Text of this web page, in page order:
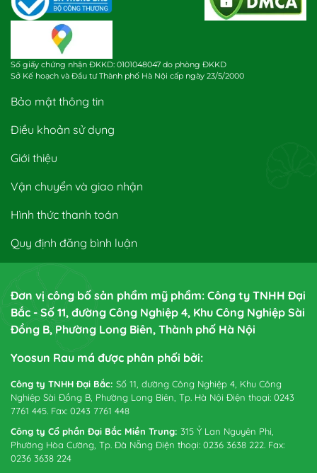
Số giấy chứng nhận ĐKKD: 0101048047 do phòng ĐKKD
Sở Kế hoạch và Đầu tư Thành phố Hà Nội cấp ngày 23/5/2000
Bảo mật thông tin
Điều khoản sử dụng
Giới thiệu
Vận chuyển và giao nhận
Hình thức thanh toán
Quy định đăng bình luận
Đơn vị công bố sản phẩm mỹ phẩm: Công ty TNHH Đại
Bắc - Số 11, đường Công Nghiệp 4, Khu Công Nghiệp Sài
Đồng B, Phường Long Biên, Thành phố Hà Nội
Yoosun Rau má được phân phối bởi:
Công ty TNHH Đại Bắc: Số 11, đường Công Nghiệp 4, Khu Công
Nghiệp Sài Đồng B, Phường Long Biên, Tp. Hà Nội Điện thoại: 0243
7761 445. Fax: 0243 7761 448
Công ty Cổ phần Đại Bắc Miền Trung: 315 Ỷ Lan Nguyên Phi,
Phường Hòa Cường, Tp. Đà Nẵng Điện thoại: 0236 3638 222. Fax:
0236 3638 224